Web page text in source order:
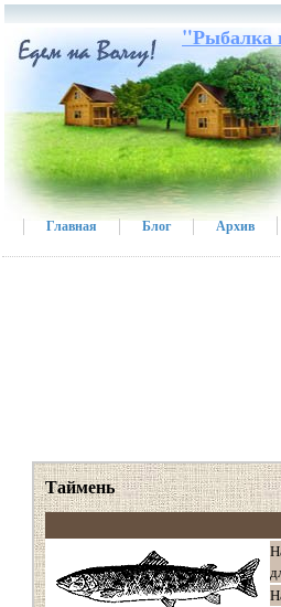
"Рыбалка
Главная Блог Архив
Таймень